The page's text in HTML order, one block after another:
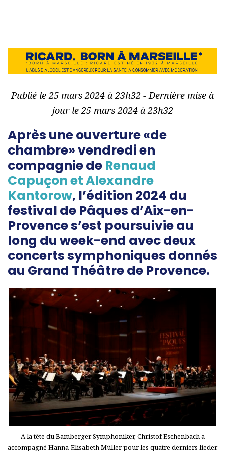
Publié le 25 mars 2024 à 23h32 - Dernière mise à
jour le 25 mars 2024 à 23h32
Après une ouverture «de
chambre» vendredi en
compagnie de Renaud
Capuçon et Alexandre
Kantorow, l’édition 2024 du
festival de Pâques d’Aix-en-
Provence s’est poursuivie au
long du week-end avec deux
concerts symphoniques donnés
au Grand Théâtre de Provence.
A la tête du Bamberger Symphoniker, Christof Eschenbach a
accompagné Hanna-Elisabeth Müller pour les quatre derniers lieder